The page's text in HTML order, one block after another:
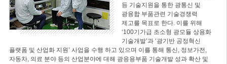
등 기술지원을 통한 광통신 및
광융합 부품관련 기술경쟁력
제고를 목표로 한다. 이를 위해
‘100기가급 초소형 광모듈 상용화
기술개발’과 ‘광기반 공정혁신
플랫폼 및 산업화 지원’ 사업을 수행 하고 있으며 이를 통해 통신, 정보가전,
자동차, 의료 분야 등의 산업분야에 대해 광응용부품 기술개발 성과 확산 및